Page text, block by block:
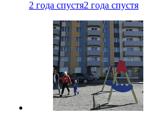
2 года спустя2 года спустя